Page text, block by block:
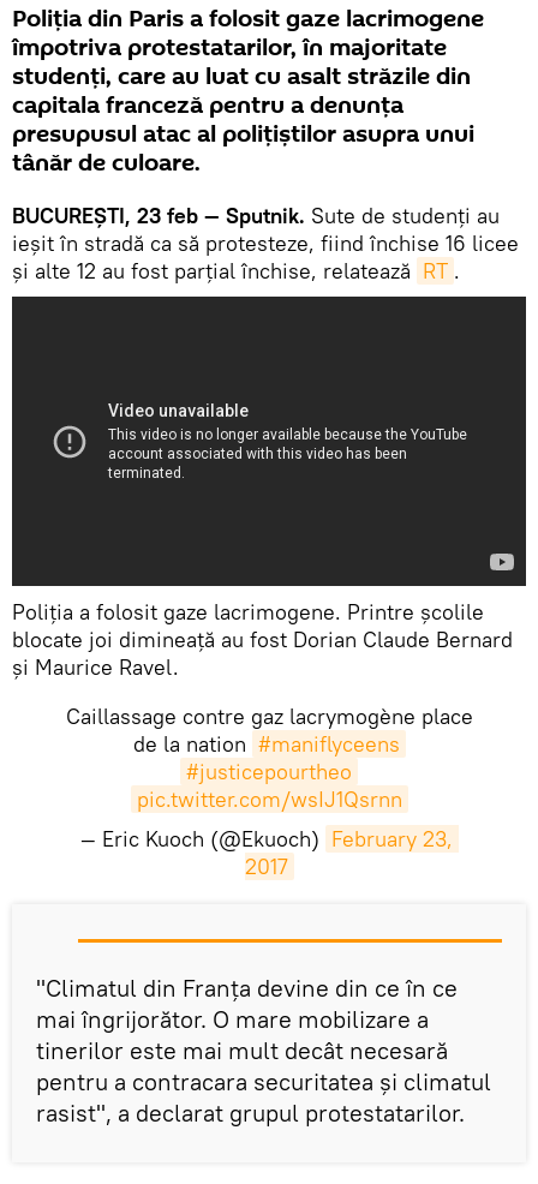
Poliția din Paris a folosit gaze lacrimogene
împotriva protestatarilor, în majoritate
studenţi, care au luat cu asalt străzile din
capitala franceză pentru a denunța
presupusul atac al poliţiştilor asupra unui
tânăr de culoare.
BUCUREŞTI, 23 feb — Sputnik. Sute de studenți au
ieşit în stradă ca să protesteze, fiind închise 16 licee
şi alte 12 au fost parţial închise, relatează RT .
Poliţia a folosit gaze lacrimogene. Printre școlile
blocate joi dimineață au fost Dorian Claude Bernard
și Maurice Ravel.
Caillassage contre gaz lacrymogène place
de la nation #maniflyceens
#justicepourtheo
pic.twitter.com/wsIJ1Qsrnn
— Eric Kuoch (@Ekuoch) February 23,
2017
​"Climatul din Franța devine din ce în ce
mai îngrijorător. O mare mobilizare a
tinerilor este mai mult decât necesară
pentru a contracara securitatea și climatul
rasist", a declarat grupul protestatarilor.